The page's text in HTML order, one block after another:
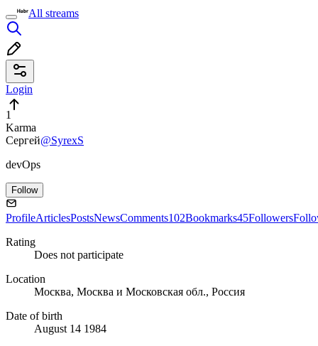
All streams
Login
1
Karma
Сергей@SyrexS
devOps
Follow
ProfileArticlesPostsNewsComments102Bookmarks45Followers
Rating
Does not participate
Location
Москва, Москва и Московская обл., Россия
Date of birth
August 14 1984